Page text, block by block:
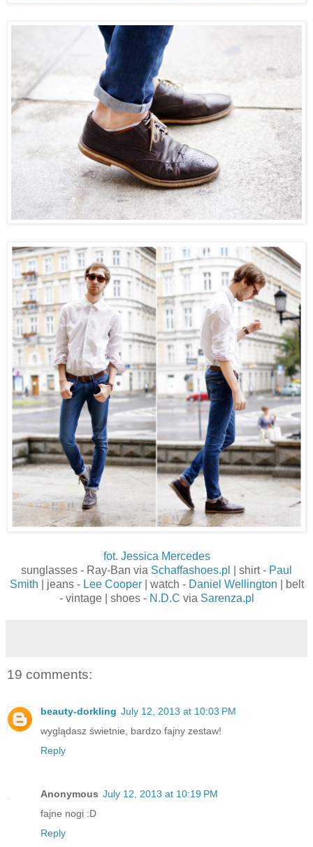
fot. Jessica Mercedes
sunglasses - Ray-Ban via Schaffashoes.pl | shirt - Paul
Smith | jeans - Lee Cooper| watch - Daniel Wellington | belt
- vintage | shoes - N.D.C via Sarenza.pl
19 comments:
beauty-dorkling July 12, 2013 at 10:03 PM
wyglądasz świetnie, bardzo fajny zestaw!
Reply
Anonymous July 12, 2013 at 10:19 PM
fajne nogi :D
Reply